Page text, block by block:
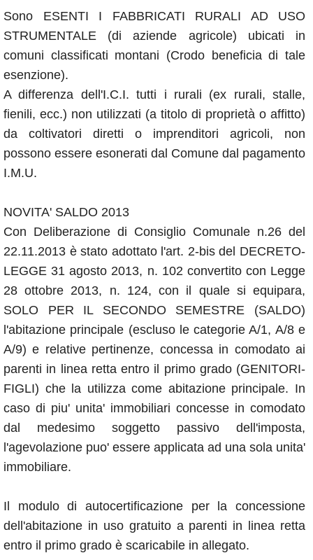
Sono ESENTI I FABBRICATI RURALI AD USO
STRUMENTALE (di aziende agricole) ubicati in
comuni classificati montani (Crodo beneficia di tale
esenzione).
A differenza dell'I.C.I. tutti i rurali (ex rurali, stalle,
fienili, ecc.) non utilizzati (a titolo di proprietà o affitto)
da coltivatori diretti o imprenditori agricoli, non
possono essere esonerati dal Comune dal pagamento
I.M.U.
NOVITA' SALDO 2013
Con Deliberazione di Consiglio Comunale n.26 del
22.11.2013 è stato adottato l'art. 2-bis del DECRETO-
LEGGE 31 agosto 2013, n. 102 convertito con Legge
28 ottobre 2013, n. 124, con il quale si equipara,
SOLO PER IL SECONDO SEMESTRE (SALDO)
l'abitazione principale (escluso le categorie A/1, A/8 e
A/9) e relative pertinenze, concessa in comodato ai
parenti in linea retta entro il primo grado (GENITORI-
FIGLI) che la utilizza come abitazione principale. In
caso di piu' unita' immobiliari concesse in comodato
dal medesimo soggetto passivo dell'imposta,
l'agevolazione puo' essere applicata ad una sola unita'
immobiliare.
Il modulo di autocertificazione per la concessione
dell'abitazione in uso gratuito a parenti in linea retta
entro il primo grado è scaricabile in allegato.